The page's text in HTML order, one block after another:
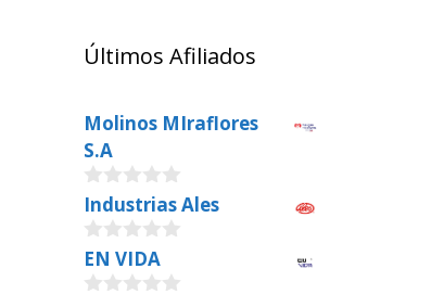
Últimos Afiliados
Molinos MIraflores
S.A
0
o
u
t
o
f
Industrias Ales
0
o
u
EN VIDA